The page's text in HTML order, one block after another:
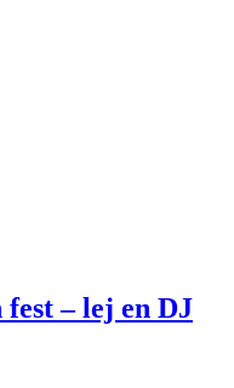
– lej en DJ